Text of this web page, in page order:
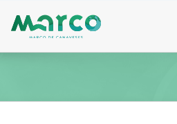
to